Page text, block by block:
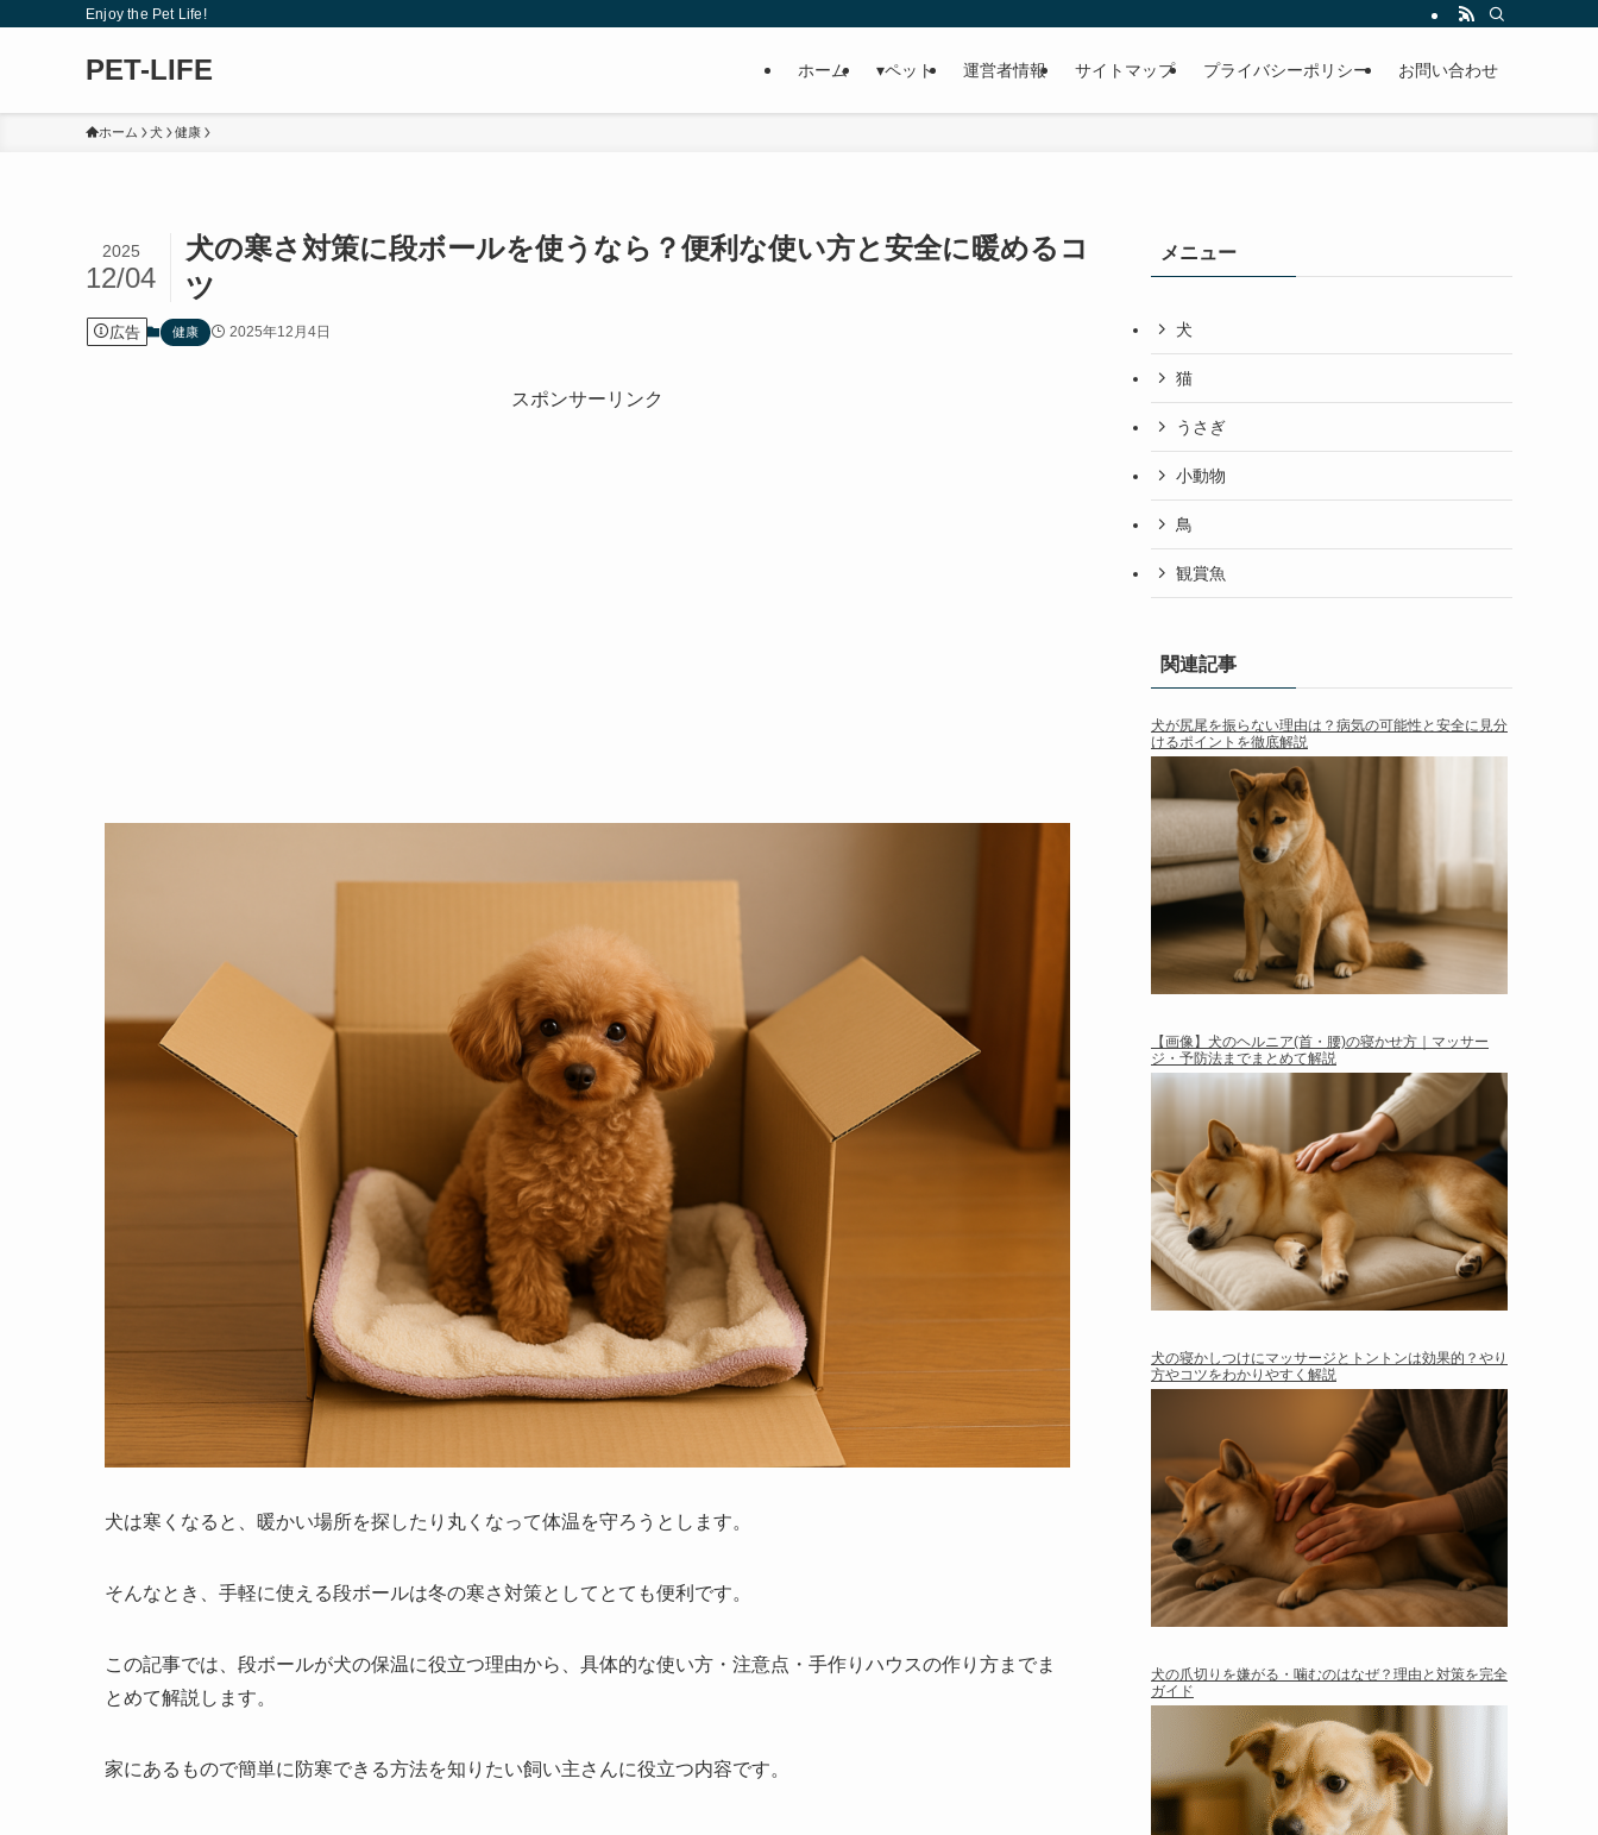
Enjoy the Pet Life!
PET-LIFE ホーム ▾ペット 運営者情報 サイトマップ プライバシーポリシー お問い合わせ
ホーム 犬 健康
犬の寒さ対策に段ボールを使うなら？便利な使い方と安全に暖めるコ
ツ
2025
12/04
広告 健康 2025年12月4日
スポンサーリンク
犬は寒くなると、暖かい場所を探したり丸くなって体温を守ろうとします。
そんなとき、手軽に使える段ボールは冬の寒さ対策としてとても便利です。
この記事では、段ボールが犬の保温に役立つ理由から、具体的な使い方・注意点・手作りハウスの作り方までま
とめて解説します。
家にあるもので簡単に防寒できる方法を知りたい飼い主さんに役立つ内容です。
メニュー
犬
猫
うさぎ
小動物
鳥
観賞魚
関連記事
犬が尻尾を振らない理由は？病気の可能性と安全に見分
けるポイントを徹底解説
【画像】犬のヘルニア(首・腰)の寝かせ方｜マッサー
ジ・予防法までまとめて解説
犬の寝かしつけにマッサージとトントンは効果的？やり
方やコツをわかりやすく解説
犬の爪切りを嫌がる・噛むのはなぜ？理由と対策を完全
ガイド